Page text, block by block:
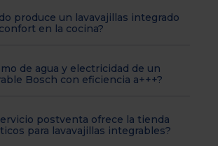
produce un lavavajillas integrado
en la cocina?
de agua y electricidad de un
Bosch con eficiencia a+++?
postventa ofrece la tienda
para lavavajillas integrables?